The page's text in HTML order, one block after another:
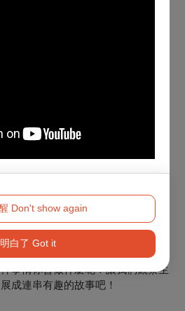
Don't show again
明白了 Got it
此與舞台魅力！
你
黏著你》，孩子將在松鼠與大熊的
重的意涵。透過節奏遊戲與律動活
的不同感受，理解朋友之間既
衡。讓音樂成為橋樑，引導孩子在
理解與溫柔相處。
體呼吸
事情你會做什麼呢？讓我們觀察生
成連串有趣的故事吧！